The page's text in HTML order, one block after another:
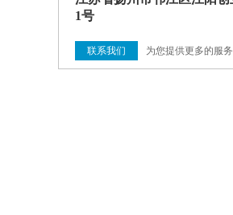
1号
联系我们 为您提供更多的服